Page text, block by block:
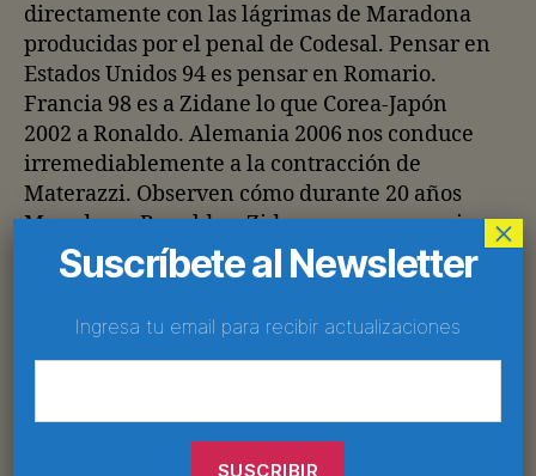
directamente con las lágrimas de Maradona
producidas por el penal de Codesal. Pensar en
Estados Unidos 94 es pensar en Romario.
Francia 98 es a Zidane lo que Corea-Japón
2002 a Ronaldo. Alemania 2006 nos conduce
irremediablemente a la contracción de
Materazzi. Observen cómo durante 20 años
Maradona, Ronaldo o Zidane acaparan casi
todas las postales históricas de las Copas del
Mundo.
Messi y Cristiano eran unos mocosos en 2006 y
desperdiciaron su adolescencia en 2010,
colectiva a personajes tan atroces como
Larissa Riquelme o el Pulpo Paul, cuyos restos
Suscríbete al Newsletter
Ingresa tu email para recibir actualizaciones
×